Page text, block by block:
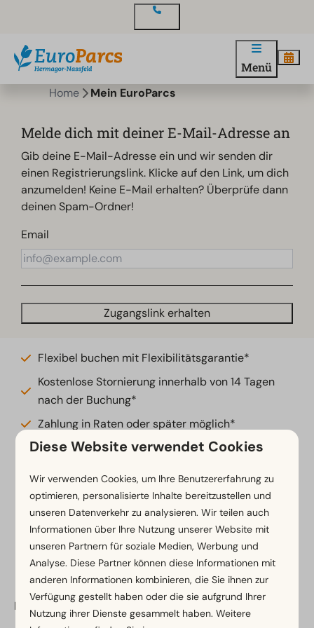
Menü
Home
Mein EuroParcs
Melde dich mit deiner E-Mail-Adresse an
Gib deine E-Mail-Adresse ein und wir senden dir
einen Registrierungslink. Klicke auf den Link, um dich
anzumelden! Keine E-Mail erhalten? Überprüfe dann
deinen Spam-Ordner!
Email
Zugangslink erhalten
Flexibel buchen mit Flexibilitätsgarantie*
Kostenlose Stornierung innerhalb von 14 Tagen
nach der Buchung*
Zahlung in Raten oder später möglich*
Sicher bezahlen
EuroParcs Hermagor-Nassfeld
Diese Website verwendet Cookies
Wir verwenden Cookies, um Ihre Benutzererfahrung zu
optimieren, personalisierte Inhalte bereitzustellen und
unseren Datenverkehr zu analysieren. Wir teilen auch
Informationen über Ihre Nutzung unserer Website mit
unseren Partnern für soziale Medien, Werbung und
Analyse. Diese Partner können diese Informationen mit
anderen Informationen kombinieren, die Sie ihnen zur
Verfügung gestellt haben oder die sie aufgrund Ihrer
Nutzung ihrer Dienste gesammelt haben. Weitere